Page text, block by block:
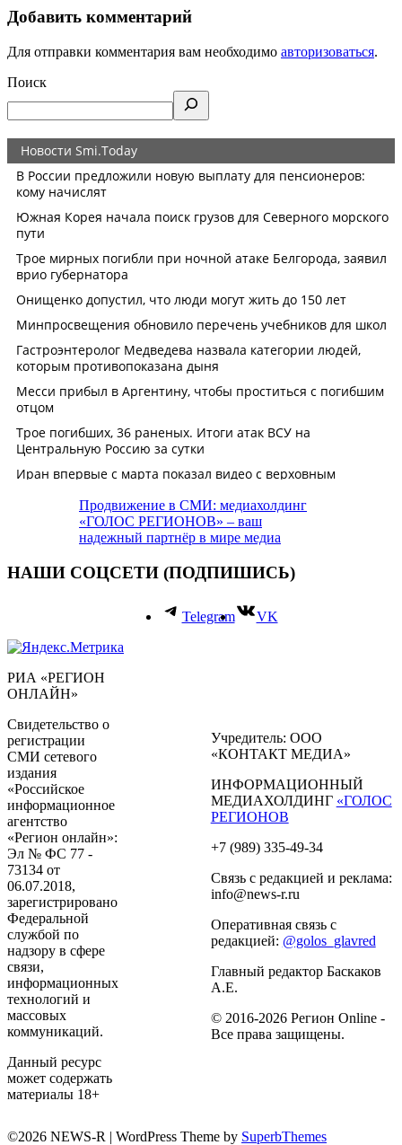
Добавить комментарий
Для отправки комментария вам необходимо авторизоваться.
Поиск
Продвижение в СМИ: медиахолдинг
«ГОЛОС РЕГИОНОВ» – ваш
надежный партнёр в мире медиа
НАШИ СОЦСЕТИ (ПОДПИШИСЬ)
Telegram VK
РИА «РЕГИОН
ОНЛАЙН»
Свидетельство о
регистрации
СМИ сетевого
издания
«Российское
информационное
агентство
«Регион онлайн»:
Эл № ФС 77 -
73134 от
06.07.2018,
зарегистрировано
Федеральной
службой по
надзору в сфере
связи,
информационных
технологий и
массовых
коммуникаций.
Данный ресурс
может содержать
материалы 18+
Учредитель: ООО
«КОНТАКТ МЕДИА»
ИНФОРМАЦИОННЫЙ
МЕДИАХОЛДИНГ «ГОЛОС
РЕГИОНОВ
+7 (989) 335-49-34
Связь с редакцией и реклама:
info@news-r.ru
Оперативная связь с
редакцией: @golos_glavred
Главный редактор Баскаков
А.Е.
© 2016-2026 Регион Online -
Все права защищены.
©2026 NEWS-R | WordPress Theme by SuperbThemes